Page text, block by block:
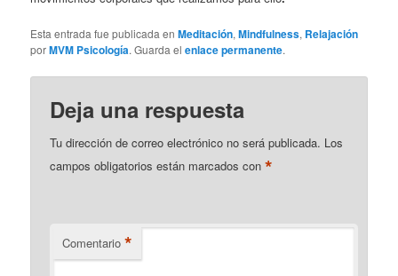
Esta entrada fue publicada enMeditación,Mindfulness, Relajación
porMVM Psicología. Guarda elenlace permanente.
Deja una respuesta
Tu dirección de correo electrónico no será publicada. Los
campos obligatorios están marcados con*
Comentario *